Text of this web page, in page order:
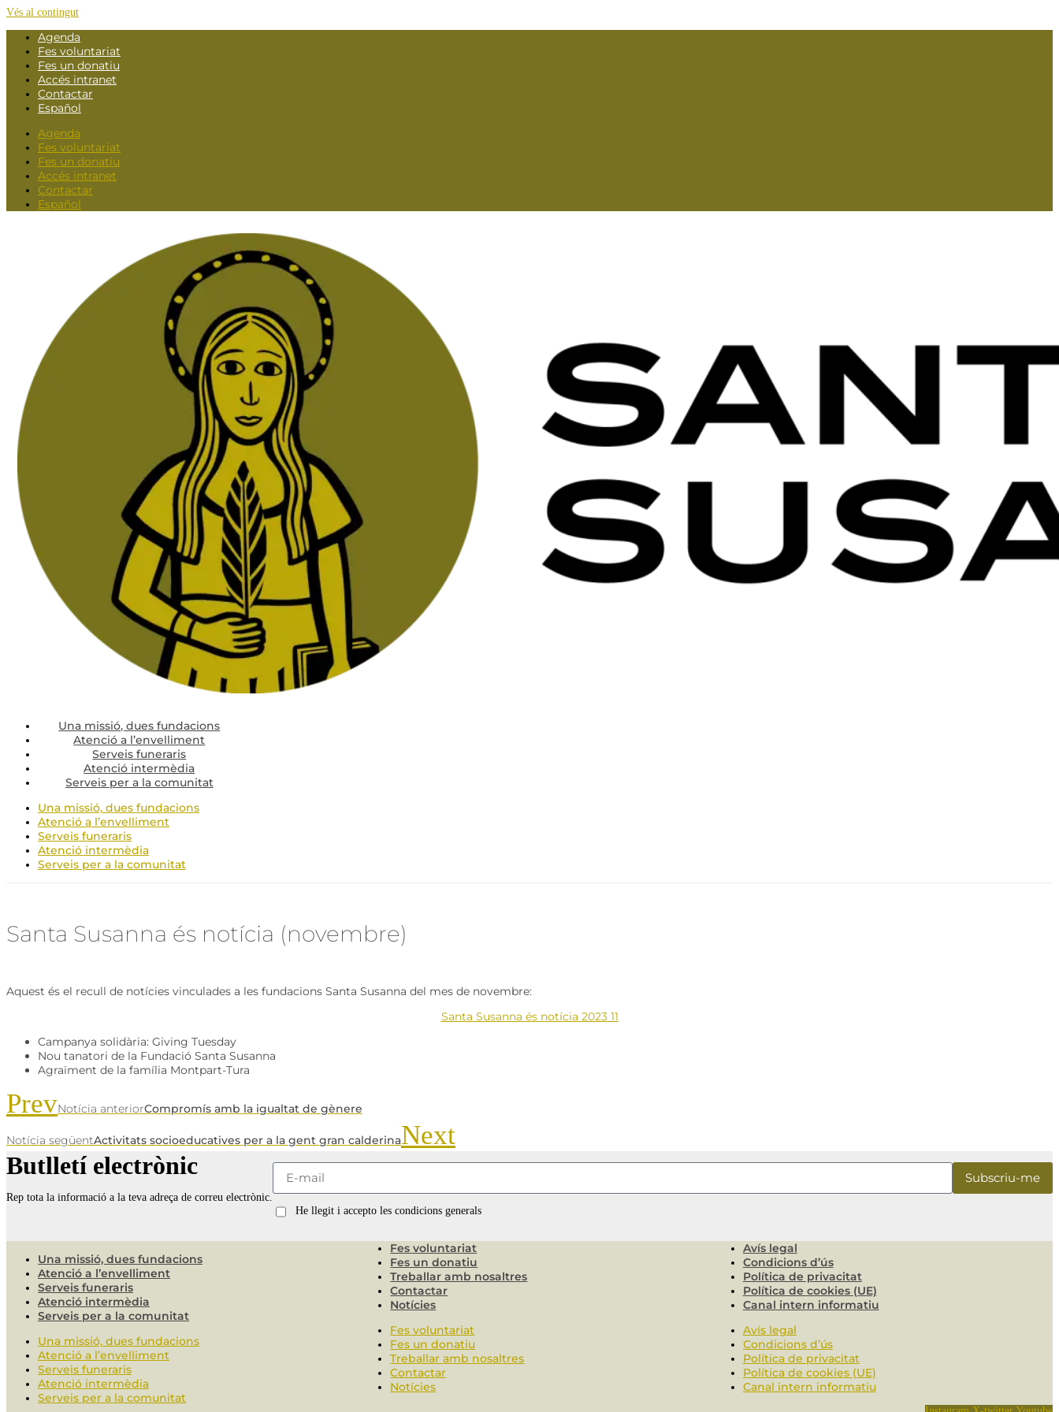
Vés al contingut
Agenda
Fes voluntariat
Fes un donatiu
Accés intranet
Contactar
Español
Agenda
Fes voluntariat
Fes un donatiu
Accés intranet
Contactar
Español
Una missió, dues fundacions
Atenció a l’envelliment
Serveis funeraris
Atenció intermèdia
Serveis per a la comunitat
Una missió, dues fundacions
Atenció a l’envelliment
Serveis funeraris
Atenció intermèdia
Serveis per a la comunitat
Santa Susanna és notícia (novembre)
Aquest és el recull de notícies vinculades a les fundacions Santa Susanna del mes de novembre:
Santa Susanna és notícia 2023 11
Campanya solidària: Giving Tuesday
Nou tanatori de la Fundació Santa Susanna
Agraïment de la família Montpart-Tura
PrevNotícia anteriorCompromís amb la igualtat de gènere
Notícia següentActivitats socioeducatives per a la gent gran calderinaNext
Butlletí electrònic
Rep tota la informació a la teva adreça de correu electrònic.
He llegit i accepto les condicions generals
Una missió, dues fundacions
Atenció a l’envelliment
Serveis funeraris
Atenció intermèdia
Serveis per a la comunitat
Fes voluntariat
Fes un donatiu
Treballar amb nosaltres
Contactar
Notícies
Avís legal
Condicions d’ús
Política de privacitat
Política de cookies (UE)
Canal intern informatiu
Una missió, dues fundacions
Atenció a l’envelliment
Serveis funeraris
Atenció intermèdia
Serveis per a la comunitat
Fes voluntariat
Fes un donatiu
Treballar amb nosaltres
Contactar
Notícies
Avís legal
Condicions d’ús
Política de privacitat
Política de cookies (UE)
Canal intern informatiu